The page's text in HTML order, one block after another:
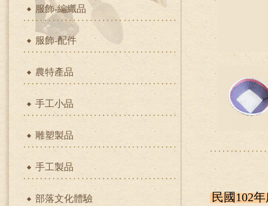
服飾-編織品
服飾-配件
農特產品
手工小品
雕塑製品
手工製品
部落文化體驗 民國102